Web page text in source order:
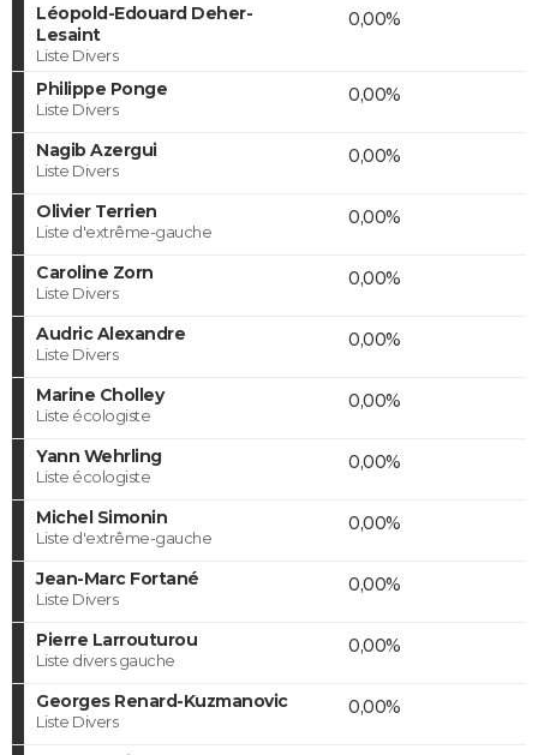
Léopold-Edouard Deher-
Lesaint
Liste Divers
0,00%
Philippe Ponge
Liste Divers
0,00%
Nagib Azergui
Liste Divers
0,00%
Olivier Terrien
Liste d'extrême-gauche
0,00%
Caroline Zorn
Liste Divers
0,00%
Audric Alexandre
Liste Divers
0,00%
Marine Cholley
Liste écologiste
0,00%
Yann Wehrling
Liste écologiste
0,00%
Michel Simonin
Liste d'extrême-gauche
0,00%
Jean-Marc Fortané
Liste Divers
0,00%
Pierre Larrouturou
Liste divers gauche
0,00%
Georges Renard-Kuzmanovic
Liste Divers
0,00%